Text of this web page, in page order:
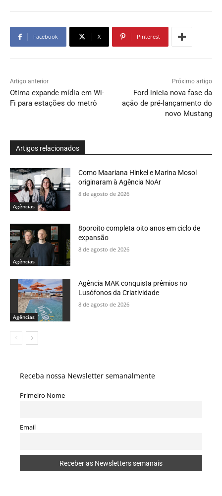
Facebook X Pinterest
Artigo anterior
Otima expande mídia em Wi-
Fi para estações do metrô
Próximo artigo
Ford inicia nova fase da
ação de pré-lançamento do
novo Mustang
Artigos relacionados
Agências
Como Maariana Hinkel e Marina Mosol
originaram à Agência NoAr
8 de agosto de 2026
Agências
8poroito completa oito anos em ciclo de
expansão
8 de agosto de 2026
Agências
Agência MAK conquista prêmios no
Lusófonos da Criatividade
8 de agosto de 2026
Receba nossa Newsletter semanalmente
Primeiro Nome
Email